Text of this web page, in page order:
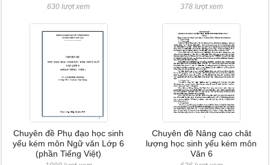
630 lượt xem 378 lượt xem
Chuyên đề Phụ đạo học sinh
yếu kém môn Ngữ văn Lớp 6
(phần Tiếng Việt)
Chuyên đề Nâng cao chât
lượng học sinh yếu kém môn
Văn 6